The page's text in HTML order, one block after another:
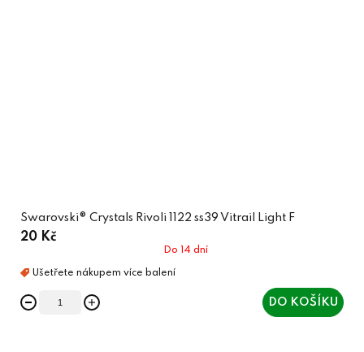
Swarovski® Crystals Rivoli 1122 ss39 Vitrail Light F
20 Kč
Do 14 dní
DO KOŠÍKU